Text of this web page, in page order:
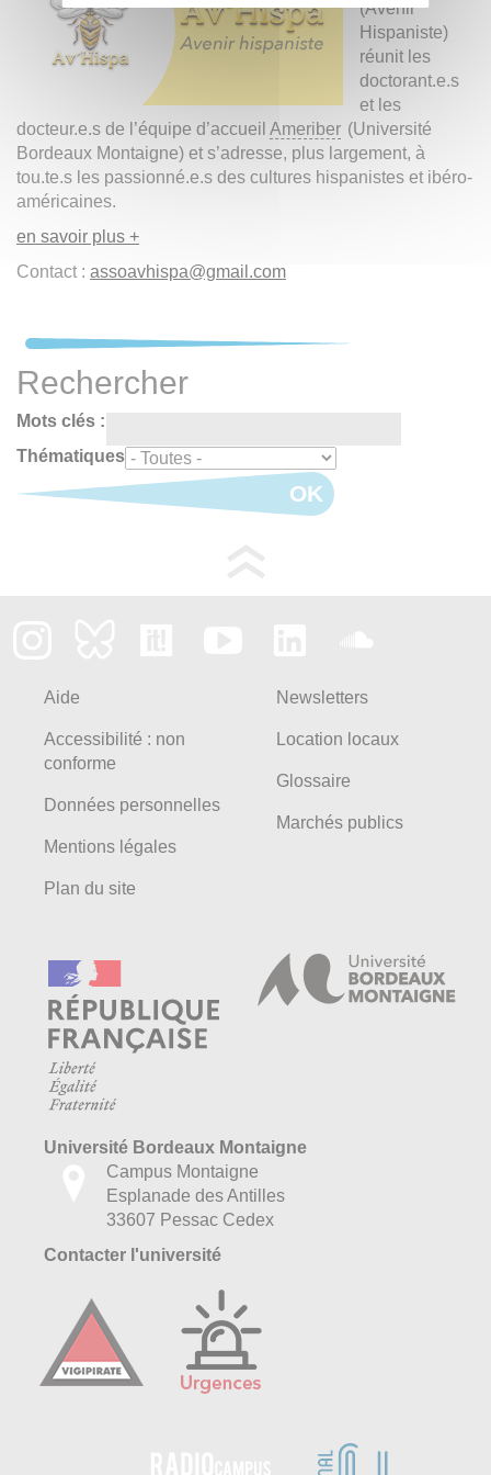
(Avenir
Hispaniste)
réunit les
doctorant.e.s
et les
docteur.e.s de l’équipe d’accueil Ameriber (Université
Bordeaux Montaigne) et s’adresse, plus largement, à
tou.te.s les passionné.e.s des cultures hispanistes et ibéro-
américaines.
en savoir plus +
Contact : assoavhispa@gmail.com
Rechercher
Mots clés :
Thématiques
OK
Aide
Accessibilité : non
conforme
Données personnelles
Mentions légales
Plan du site
Newsletters
Location locaux
Glossaire
Marchés publics
Université Bordeaux Montaigne
Campus Montaigne
Esplanade des Antilles
33607 Pessac Cedex
Contacter l'université